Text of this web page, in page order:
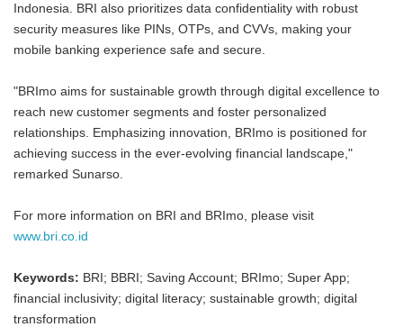
Indonesia. BRI also prioritizes data confidentiality with robust
security measures like PINs, OTPs, and CVVs, making your
mobile banking experience safe and secure.
"BRImo aims for sustainable growth through digital excellence to
reach new customer segments and foster personalized
relationships. Emphasizing innovation, BRImo is positioned for
achieving success in the ever-evolving financial landscape,"
remarked Sunarso.
For more information on BRI and BRImo, please visit
www.bri.co.id
Keywords: BRI; BBRI; Saving Account; BRImo; Super App;
financial inclusivity; digital literacy; sustainable growth; digital
transformation